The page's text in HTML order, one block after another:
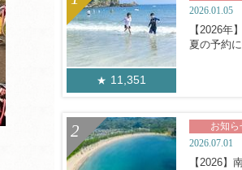
11,351
2026.01.05
【2026年
夏の予約
お知ら
2026.07.01
【2026】